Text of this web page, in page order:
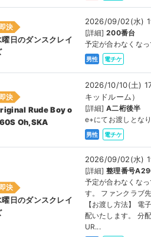
決
曜日のダンスクレイ
2026/09/02(水)
[詳細]200番台
予定が合わなくな
男性 電チケ
決
Rude Boy o
Oh,SKA
2026/10/10(土)
キッドルーム）
[詳細]A二桁後半
e+にてお渡しとな
男性 電チケ
決
曜日のダンスクレイ
2026/09/02(水)
[詳細]整理番号
予定が合わなくな
す。 ファンクラブ
【お渡し方法】 電
配いたします。 分
UR...